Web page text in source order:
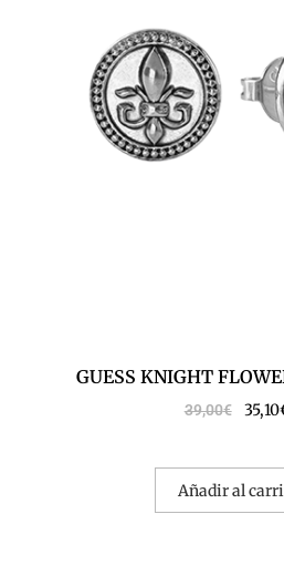
GUESS KNIGHT
39,00€ 35,10
Añadir al